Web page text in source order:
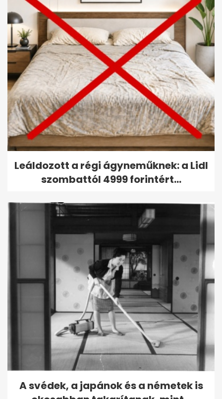
Leáldozott a régi ágyneműknek: a Lidl
szombattól 4999 forintért...
A svédek, a japánok és a németek is